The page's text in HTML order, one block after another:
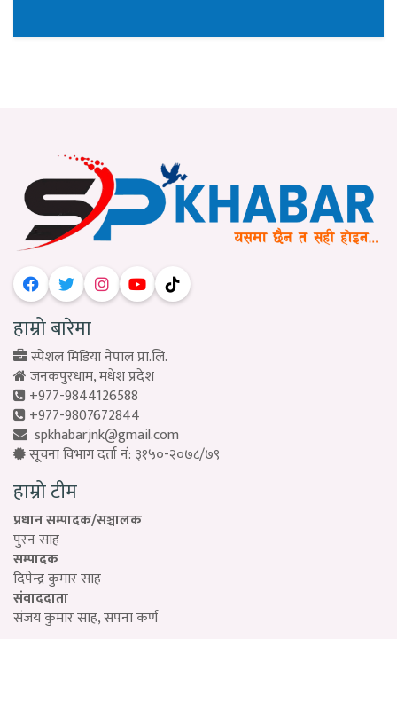
हाम्रो बारेमा
स्पेशल मिडिया नेपाल प्रा.लि.
जनकपुरधाम, मधेश प्रदेश
+977-9844126588
+977-9807672844
spkhabarjnk@gmail.com
सूचना विभाग दर्ता नं: ३१५०-२०७८/७९
हाम्रो टीम
प्रधान सम्पादक/सञ्चालक
पुरन साह
सम्पादक
दिपेन्द्र कुमार साह
संवाददाता
संजय कुमार साह, सपना कर्ण